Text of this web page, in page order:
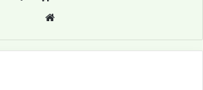
te